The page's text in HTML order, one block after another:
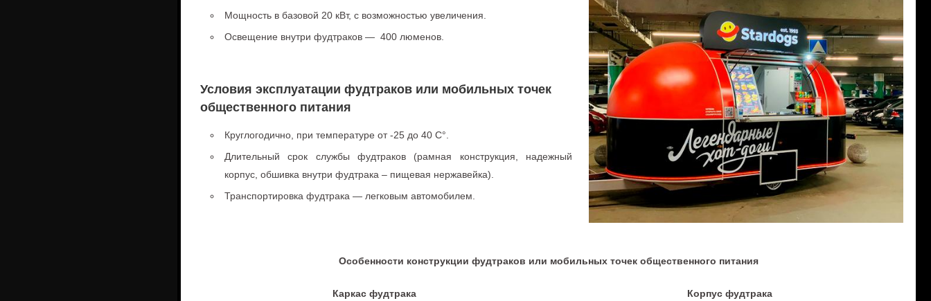
Мощность в базовой 20 кВт, с возможностью увеличения.
Освещение внутри фудтраков — 400 люменов.
Условия эксплуатации фудтраков или мобильных точек
общественного питания
Круглогодично, при температуре от -25 до 40 С°.
Длительный срок службы фудтраков (рамная конструкция, надежный
корпус, обшивка внутри фудтрака – пищевая нержавейка).
Транспортировка фудтрака — легковым автомобилем.
Особенности конструкции фудтраков или мобильных точек общественного питания
Каркас фудтрака Корпус фудтрака